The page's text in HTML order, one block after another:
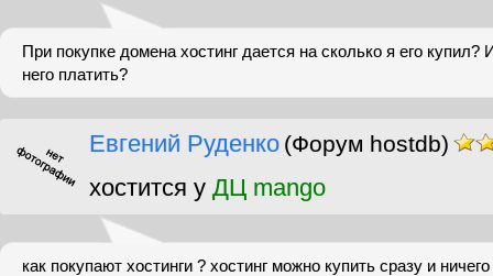
При покупке домена хостинг дается на сколько я его купил?
него платить?
Евгений Руденко (Форум hostdb)
хостится у ДЦ mango
как покупают хостинги ? хостинг можно купить сразу и